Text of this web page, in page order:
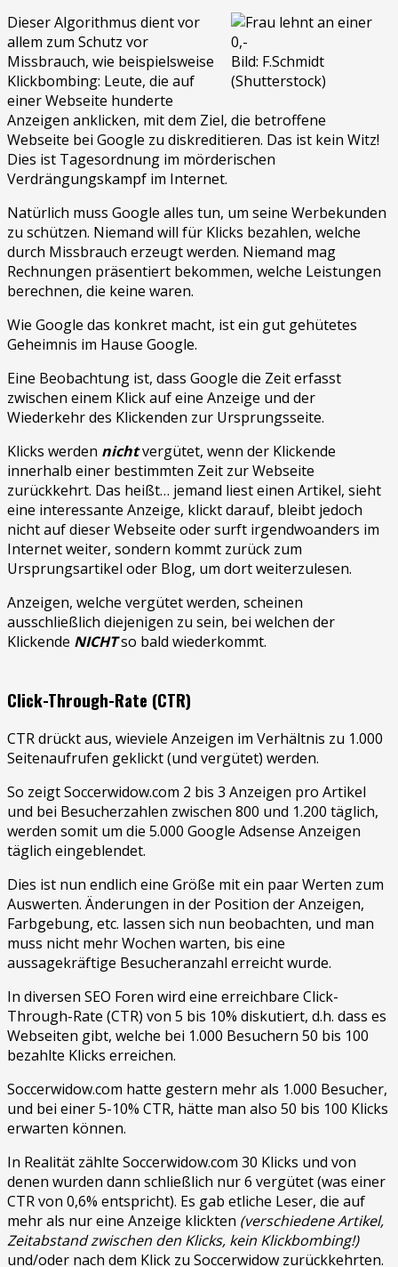
Bild: F.Schmidt
(Shutterstock)
Dieser Algorithmus dient vor
allem zum Schutz vor
Missbrauch, wie beispielsweise
Klickbombing: Leute, die auf
einer Webseite hunderte
Anzeigen anklicken, mit dem Ziel, die betroffene
Webseite bei Google zu diskreditieren. Das ist kein Witz!
Dies ist Tagesordnung im mörderischen
Verdrängungskampf im Internet.
Natürlich muss Google alles tun, um seine Werbekunden
zu schützen. Niemand will für Klicks bezahlen, welche
durch Missbrauch erzeugt werden. Niemand mag
Rechnungen präsentiert bekommen, welche Leistungen
berechnen, die keine waren.
Wie Google das konkret macht, ist ein gut gehütetes
Geheimnis im Hause Google.
Eine Beobachtung ist, dass Google die Zeit erfasst
zwischen einem Klick auf eine Anzeige und der
Wiederkehr des Klickenden zur Ursprungsseite.
Klicks werden nichtvergütet, wenn der Klickende
innerhalb einer bestimmten Zeit zur Webseite
zurückkehrt. Das heißt… jemand liest einen Artikel, sieht
eine interessante Anzeige, klickt darauf, bleibt jedoch
nicht auf dieser Webseite oder surft irgendwoanders im
Internet weiter, sondern kommt zurück zum
Ursprungsartikel oder Blog, um dort weiterzulesen.
Anzeigen, welche vergütet werden, scheinen
ausschließlich diejenigen zu sein, bei welchen der
Klickende NICHTso bald wiederkommt.
Click-Through-Rate (CTR)
CTR drückt aus, wieviele Anzeigen im Verhältnis zu 1.000
Seitenaufrufen geklickt (und vergütet) werden.
So zeigt Soccerwidow.com 2 bis 3 Anzeigen pro Artikel
und bei Besucherzahlen zwischen 800 und 1.200 täglich,
werden somit um die 5.000 Google Adsense Anzeigen
täglich eingeblendet.
Dies ist nun endlich eine Größe mit ein paar Werten zum
Auswerten. Änderungen in der Position der Anzeigen,
Farbgebung, etc. lassen sich nun beobachten, und man
muss nicht mehr Wochen warten, bis eine
aussagekräftige Besucheranzahl erreicht wurde.
In diversen SEO Foren wird eine erreichbare Click-
Through-Rate (CTR) von 5 bis 10% diskutiert, d.h. dass es
Webseiten gibt, welche bei 1.000 Besuchern 50 bis 100
bezahlte Klicks erreichen.
Soccerwidow.com hatte gestern mehr als 1.000 Besucher,
und bei einer 5-10% CTR, hätte man also 50 bis 100 Klicks
erwarten können.
In Realität zählte Soccerwidow.com 30 Klicks und von
denen wurden dann schließlich nur 6 vergütet (was einer
CTR von 0,6% entspricht). Es gab etliche Leser, die auf
mehr als nur eine Anzeige klickten (verschiedene Artikel,
Zeitabstand zwischen den Klicks, kein Klickbombing!)
und/oder nach dem Klick zu Soccerwidow zurückkehrten.